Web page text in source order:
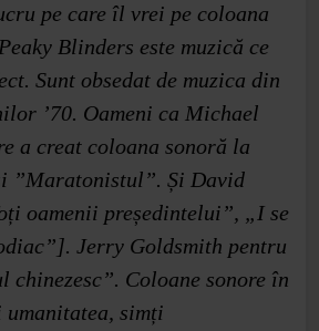
pe care îl vrei pe coloana
Blinders este muzică ce
Sunt obsedat de muzica din
’70. Oameni ca Michael
a creat coloana sonoră la
”Maratonistul”. Și David
oamenii președintelui”, „I se
Jerry Goldsmith pentru
chinezesc”. Coloane sonore în
umanitatea, simți